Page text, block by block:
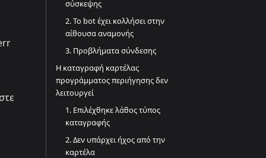
σύσκεψης
2. Το bot έχει κολλήσει στην
αίθουσα αναμονής
3. Προβλήματα σύνδεσης
Η καταγραφή καρτέλας
προγράμματος περιήγησης δεν
λειτουργεί
1. Επιλέχθηκε λάθος τύπος
καταγραφής
2. Δεν υπάρχει ήχος από την
καρτέλα